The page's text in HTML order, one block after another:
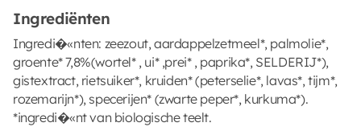
Ingrediënten
Ingredi�«nten: zeezout, aardappelzetmeel*, palmolie*,
groente* 7,8%(wortel* , ui* ,prei* , paprika*, SELDERIJ*),
gistextract, rietsuiker*, kruiden* (peterselie*, lavas*, tijm*,
rozemarijn*), specerijen* (zwarte peper*, kurkuma*).
*ingredi�«nt van biologische teelt.